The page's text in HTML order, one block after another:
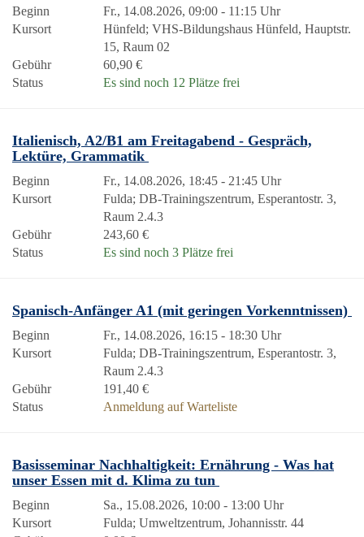
Beginn
Fr., 14.08.2026, 09:00 - 11:15 Uhr
Kursort
Hünfeld; VHS-Bildungshaus Hünfeld, Hauptstr.
15, Raum 02
Gebühr
60,90 €
Status
Es sind noch 12 Plätze frei
Italienisch, A2/B1 am Freitagabend - Gespräch,
Lektüre, Grammatik
Beginn
Fr., 14.08.2026, 18:45 - 21:45 Uhr
Kursort
Fulda; DB-Trainingszentrum, Esperantostr. 3,
Raum 2.4.3
Gebühr
243,60 €
Status
Es sind noch 3 Plätze frei
Spanisch-Anfänger A1 (mit geringen Vorkenntnissen)
Beginn
Fr., 14.08.2026, 16:15 - 18:30 Uhr
Kursort
Fulda; DB-Trainingszentrum, Esperantostr. 3,
Raum 2.4.3
Gebühr
191,40 €
Status
Anmeldung auf Warteliste
Basisseminar Nachhaltigkeit: Ernährung - Was hat
unser Essen mit d. Klima zu tun
Beginn
Sa., 15.08.2026, 10:00 - 13:00 Uhr
Kursort
Fulda; Umweltzentrum, Johannisstr. 44